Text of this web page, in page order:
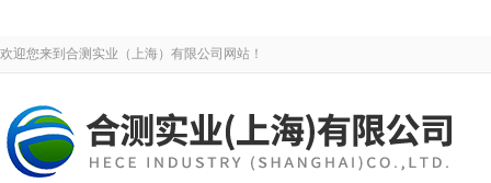
欢迎您来到合测实业（上海）有限公司网站！